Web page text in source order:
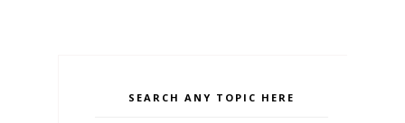
SEARCH ANY TOPIC HERE